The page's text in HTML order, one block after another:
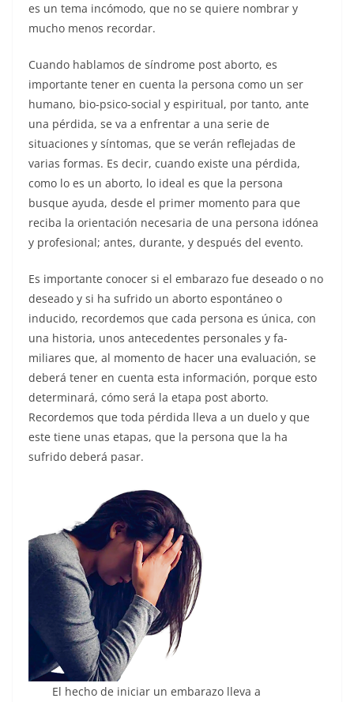
es un tema incómodo, que no se quiere nombrar y
mucho menos recordar.
Cuando hablamos de síndrome post aborto, es
importante tener en cuenta la persona como un ser
humano, bio-psico-social y espiri­tual, por tanto, ante
una pérdida, se va a enfrentar a una serie de
situaciones y síntomas, que se ve­rán reflejadas de
varias formas. Es decir, cuando existe una pérdida,
como lo es un aborto, lo ideal es que la persona
busque ayuda, des­de el primer momento para que
reciba la orientación necesaria de una persona idónea
y profesio­nal; antes, durante, y después del evento.
Es importante conocer si el emba­razo fue deseado o no
deseado y si ha sufrido un aborto espontáneo o
inducido, recordemos que cada persona es única, con
una historia, unos antecedentes personales y fa­
miliares que, al momento de hacer una evaluación, se
deberá tener en cuenta esta información, porque esto
determinará, cómo será la etapa post aborto.
Recordemos que toda pérdida lle­va a un duelo y que
este tiene unas etapas, que la persona que la ha
sufrido deberá pasar.
El hecho de iniciar un embarazo lleva a